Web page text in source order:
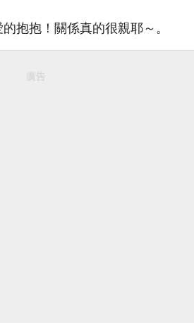
抱抱！關係真的很親耶～。
廣告